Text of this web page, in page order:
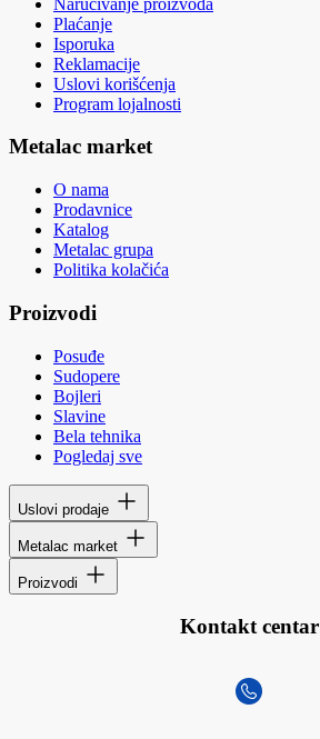
Plaćanje
Isporuka
Reklamacije
Uslovi korišćenja
Program lojalnosti
Metalac market
O nama
Prodavnice
Katalog
Metalac grupa
Politika kolačića
Proizvodi
Posuđe
Sudopere
Bojleri
Slavine
Bela tehnika
Pogledaj sve
Uslovi prodaje
Metalac market
Proizvodi
Kontakt centar